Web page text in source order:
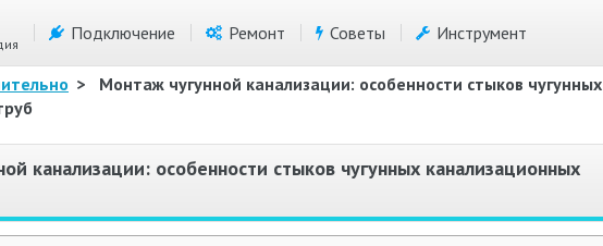
Подключение Ремонт Советы Инструмент
>
Монтаж чугунной канализации: особенности стыков чугунных
канализации: особенности стыков чугунных канализационных